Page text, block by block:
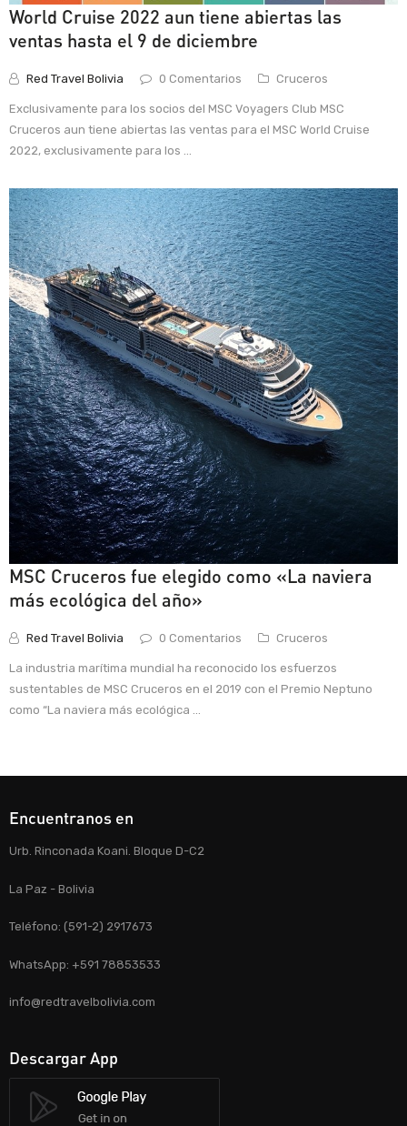
World Cruise 2022 aun tiene abiertas las
ventas hasta el 9 de diciembre
Red Travel Bolivia 0 Comentarios Cruceros
Exclusivamente para los socios del MSC Voyagers Club MSC
Cruceros aun tiene abiertas las ventas para el MSC World Cruise
2022, exclusivamente para los ...
MSC Cruceros fue elegido como «La naviera
más ecológica del año»
Red Travel Bolivia 0 Comentarios Cruceros
La industria marítima mundial ha reconocido los esfuerzos
sustentables de MSC Cruceros en el 2019 con el Premio Neptuno
como “La naviera más ecológica ...
Encuentranos en
Urb. Rinconada Koani. Bloque D-C2
La Paz - Bolivia
Teléfono: (591-2) 2917673
WhatsApp: +591 78853533
info@redtravelbolivia.com
Descargar App